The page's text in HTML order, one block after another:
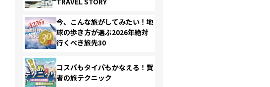
今、こんな旅がしてみたい！地
球の歩き方が選ぶ2026年絶対
行くべき旅先30
コスパもタイパもかなえる！賢
者の旅テクニック